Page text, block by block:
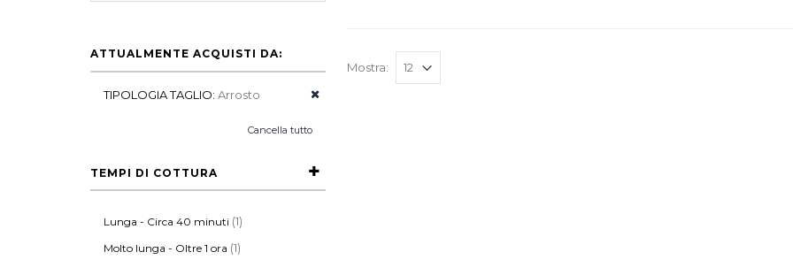
Mostra:
ATTUALMENTE ACQUISTI DA:
TIPOLOGIA TAGLIO: Arrosto
Cancella tutto
TEMPI DI COTTURA
Lunga - Circa 40 minuti (1)
Molto lunga - Oltre 1 ora (1)